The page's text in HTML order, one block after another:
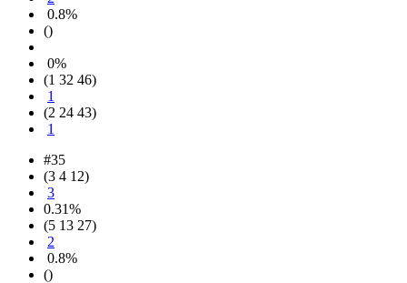
0.8%
()
0%
(1 32 46)
1
(2 24 43)
1
#35
(3 4 12)
3
0.31%
(5 13 27)
2
0.8%
()